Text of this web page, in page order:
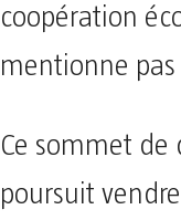
coopération
mentionne pas
Ce sommet
poursuit